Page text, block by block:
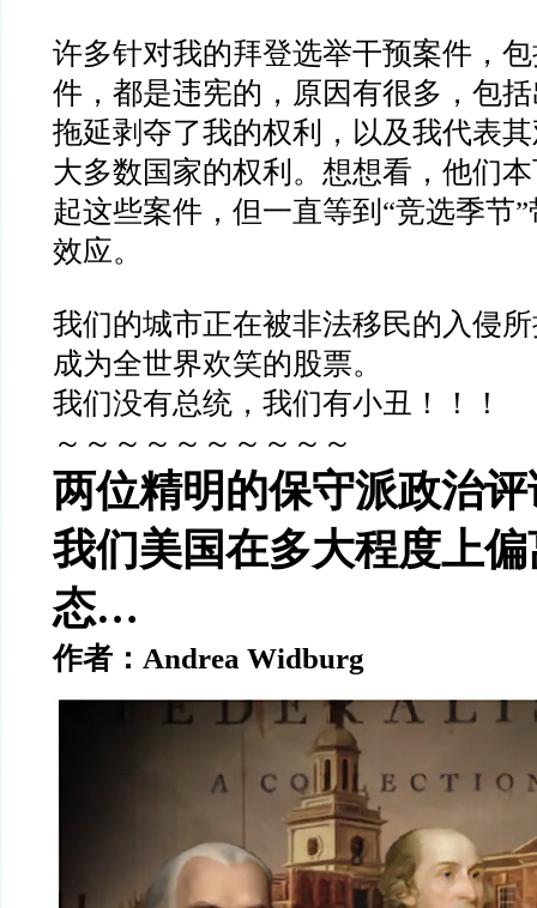
许多针对我的拜登选举干预案件，
件，都是违宪的，原因有很多，包
拖延剥夺了我的权利，以及我代表
大多数国家的权利。想想看，他们
起这些案件，但一直等到 “竞选季节”
效应。
我们的城市正在被非法移民的入侵
成为全世界欢笑的股票。
我们没有总统，我们有小丑！！！
～～～～～～～～～～
两位精明的保守派政治
我们美国在多大程度上
态…
作者： Andrea Widburg